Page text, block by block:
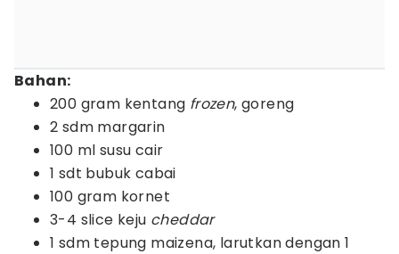
Bahan:
200 gram kentang frozen, goreng
2 sdm margarin
100 ml susu cair
1 sdt bubuk cabai
100 gram kornet
3-4 slice keju cheddar
1 sdm tepung maizena, larutkan dengan 1